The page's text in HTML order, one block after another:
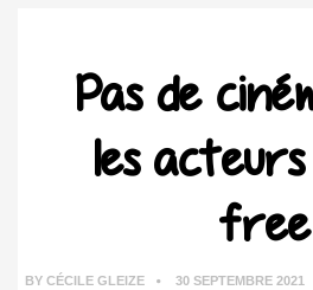
Pas de
les
free
BY CÉCILE GLEIZE 30 SEPTEMBRE 2021